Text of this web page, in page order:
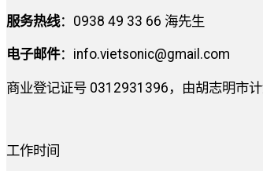
服务热线：0938 49 33 66 海先生
电子邮件： info.vietsonic@gmail.com
商业登记证号 0312931396，由胡志明市
工作时间